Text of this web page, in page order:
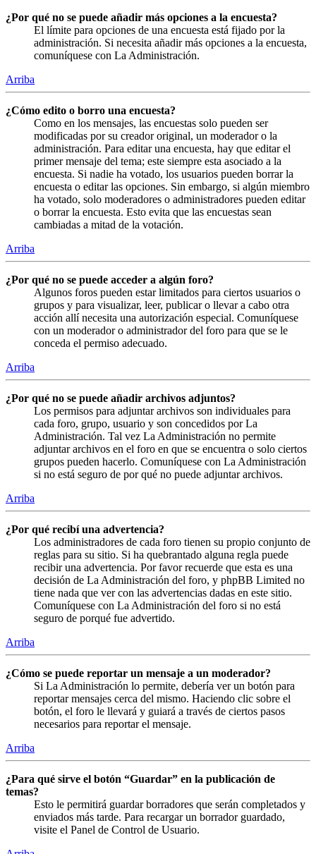
¿Por qué no se puede añadir más opciones a la encuesta?
El límite para opciones de una encuesta está fijado por la
administración. Si necesita añadir más opciones a la encuesta,
comuníquese con La Administración.
Arriba
¿Cómo edito o borro una encuesta?
Como en los mensajes, las encuestas solo pueden ser
modificadas por su creador original, un moderador o la
administración. Para editar una encuesta, hay que editar el
primer mensaje del tema; este siempre esta asociado a la
encuesta. Si nadie ha votado, los usuarios pueden borrar la
encuesta o editar las opciones. Sin embargo, si algún miembro
ha votado, solo moderadores o administradores pueden editar
o borrar la encuesta. Esto evita que las encuestas sean
cambiadas a mitad de la votación.
Arriba
¿Por qué no se puede acceder a algún foro?
Algunos foros pueden estar limitados para ciertos usuarios o
grupos y para visualizar, leer, publicar o llevar a cabo otra
acción allí necesita una autorización especial. Comuníquese
con un moderador o administrador del foro para que se le
conceda el permiso adecuado.
Arriba
¿Por qué no se puede añadir archivos adjuntos?
Los permisos para adjuntar archivos son individuales para
cada foro, grupo, usuario y son concedidos por La
Administración. Tal vez La Administración no permite
adjuntar archivos en el foro en que se encuentra o solo ciertos
grupos pueden hacerlo. Comuníquese con La Administración
si no está seguro de por qué no puede adjuntar archivos.
Arriba
¿Por qué recibí una advertencia?
Los administradores de cada foro tienen su propio conjunto de
reglas para su sitio. Si ha quebrantado alguna regla puede
recibir una advertencia. Por favor recuerde que esta es una
decisión de La Administración del foro, y phpBB Limited no
tiene nada que ver con las advertencias dadas en este sitio.
Comuníquese con La Administración del foro si no está
seguro de porqué fue advertido.
Arriba
¿Cómo se puede reportar un mensaje a un moderador?
Si La Administración lo permite, debería ver un botón para
reportar mensajes cerca del mismo. Haciendo clic sobre el
botón, el foro le llevará y guiará a través de ciertos pasos
necesarios para reportar el mensaje.
Arriba
¿Para qué sirve el botón “Guardar” en la publicación de
temas?
Esto le permitirá guardar borradores que serán completados y
enviados más tarde. Para recargar un borrador guardado,
visite el Panel de Control de Usuario.